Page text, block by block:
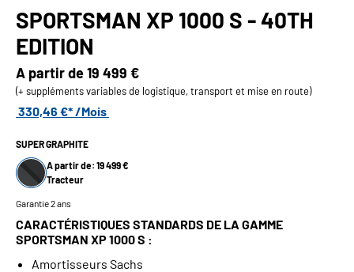
SPORTSMAN XP 1000 S - 40TH
EDITION
A partir de19 499 €
(+ suppléments variables de logistique, transport et mise en route)
330,46 €* /Mois
SUPER GRAPHITE
A partir de: 19 499 €
Tracteur
Garantie 2 ans
CARACTÉRISTIQUES STANDARDS DE LA GAMME
SPORTSMAN XP 1000 S :
Amortisseurs Sachs